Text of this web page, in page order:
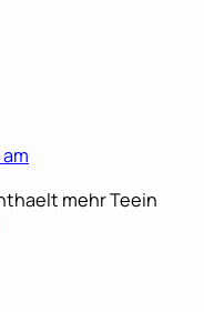
mehr Teein